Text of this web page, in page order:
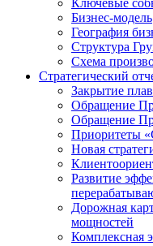
Ключевые
Бизнес-модель
География
Структура
Схема
Стратегический
Закрытие
Обращение
Обращение
Приоритеты
Новая
Развитие
Дорожная
мощностей
Комплексная